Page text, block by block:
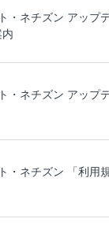
ト・ネチズン アップ
ト・ネチズン アップ
ト・ネチズン 「利用